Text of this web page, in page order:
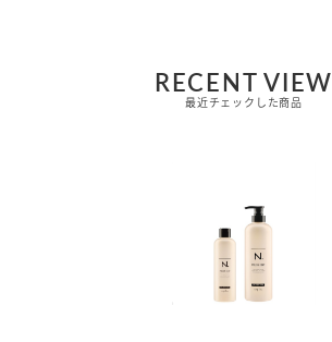
RECENT VIEW
最近チェックした商品